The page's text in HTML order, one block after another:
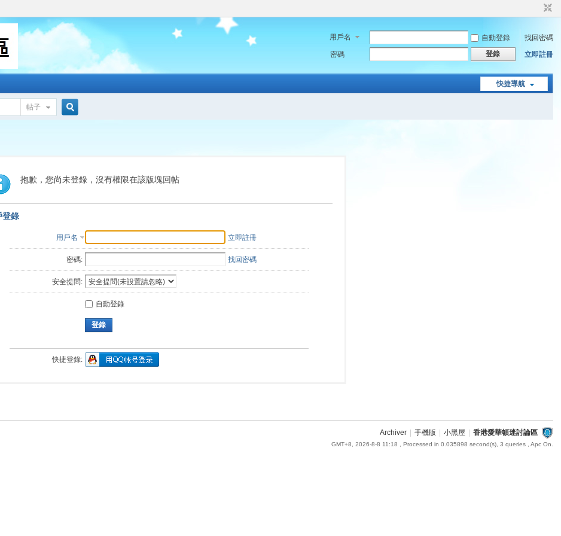
用戶名 自動登錄
找回密碼
密碼
登錄 立即註冊
快捷導航
帖子
索
抱歉，您尚未登錄，沒有權限在該版塊回帖
登錄
用戶名 立即註冊
密碼: 找回密碼
安全提問:
自動登錄
登錄
快捷登錄:
Archiver 手機版 小黑屋 香港愛華頓迷討論區
GMT+8, 2026-8-8 11:18 , Processed in 0.035898 second(s), 3 queries , Apc On.